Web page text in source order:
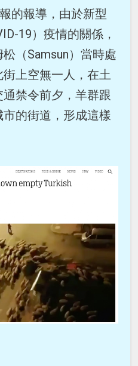
的報導，由於新型
19）疫情的關係，
（Samsun）當時處
上空無一人，在土
禁令前夕，羊群跟
的街道，形成這樣